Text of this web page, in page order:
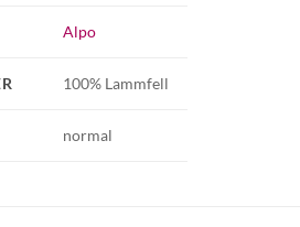
normal
Alpo
100% Lammfell